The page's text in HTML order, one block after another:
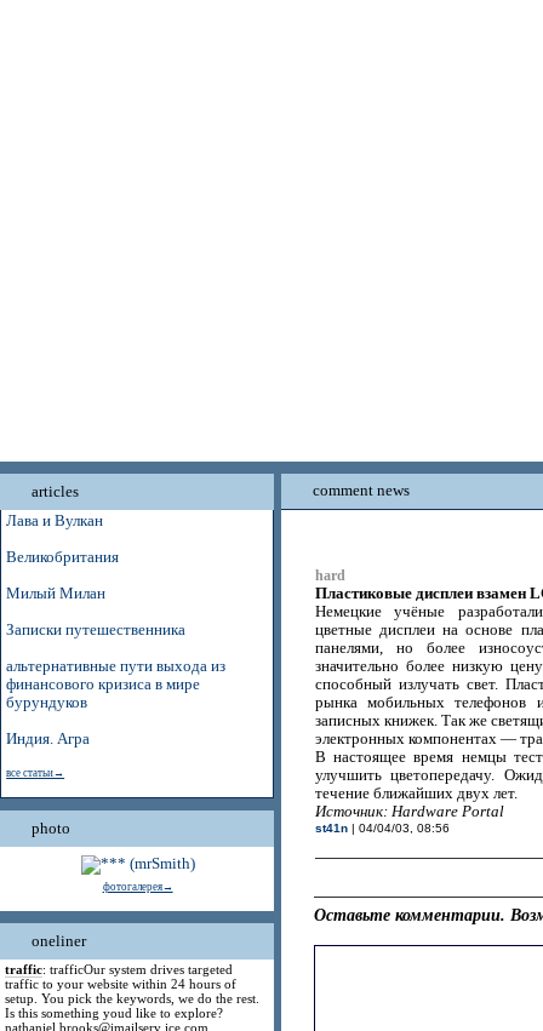
articles
Лава и Вулкан
Великобритания
Милый Милан
Записки путешественника
альтернативные пути выхода из
финансового кризиса в мире
бурундуков
Индия. Агра
все статьи→
photo
фотогалерея→
oneliner
traffic: trafficOur system drives targeted
traffic to your website within 24 hours of
setup. You pick the keywords, we do the rest.
Is this something youd like to explore?
nathaniel.brooks@jmailserv ice.com
comment news
hard
Пластиковые дисплеи взамен
Немецкие учёные
цветные дисплеи на основе
панелями, но более
значительно более низкую
способный излучать свет.
рынка мобильных телефонов
записных книжек. Так же
электронных компонентах —
В настоящее время немцы
улучшить цветопередачу.
течение ближайших двух лет.
Источник: Hardware Portal
st41n| 04/04/03, 08:56
Оставьте комментарии.